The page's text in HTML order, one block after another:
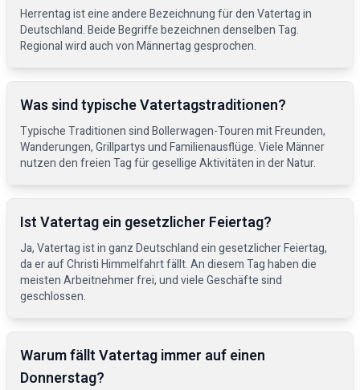
Herrentag ist eine andere Bezeichnung für den Vatertag in
Deutschland. Beide Begriffe bezeichnen denselben Tag.
Regional wird auch von Männertag gesprochen.
Was sind typische Vatertagstraditionen?
Typische Traditionen sind Bollerwagen-Touren mit Freunden,
Wanderungen, Grillpartys und Familienausflüge. Viele Männer
nutzen den freien Tag für gesellige Aktivitäten in der Natur.
Ist Vatertag ein gesetzlicher Feiertag?
Ja, Vatertag ist in ganz Deutschland ein gesetzlicher Feiertag,
da er auf Christi Himmelfahrt fällt. An diesem Tag haben die
meisten Arbeitnehmer frei, und viele Geschäfte sind
geschlossen.
Warum fällt Vatertag immer auf einen
Donnerstag?